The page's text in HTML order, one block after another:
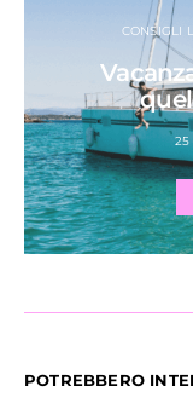
CONSIGLI
25
POTREBBERO